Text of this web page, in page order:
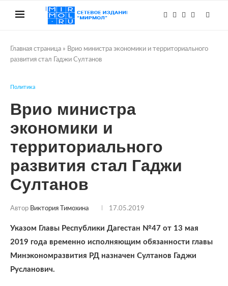
Главная страница » Врио министра экономики и территориального
развития стал Гаджи Султанов
Политика
Врио министра
экономики и
территориального
развития стал Гаджи
Султанов
Автор Виктория Тимохина 17.05.2019
Указом Главы Республики Дагестан №47 от 13 мая
2019 года временно исполняющим обязанности главы
Минэкономразвития РД назначен Султанов Гаджи
Русланович.